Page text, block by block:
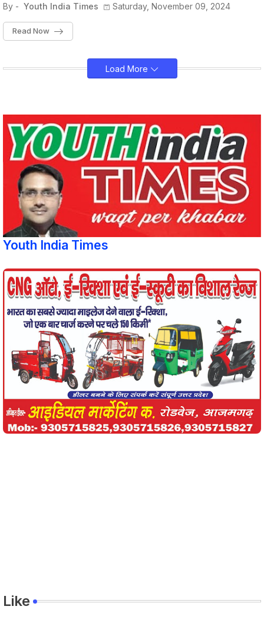
By - Youth India Times Saturday, November 09, 2024
Read Now
Load More
Youth India Times
Like